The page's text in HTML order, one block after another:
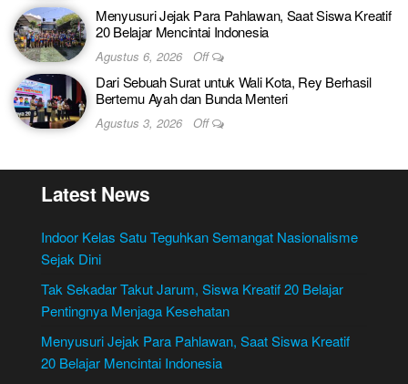
Menyusuri Jejak Para Pahlawan, Saat Siswa Kreatif
20 Belajar Mencintai Indonesia
Agustus 6, 2026 Off
Dari Sebuah Surat untuk Wali Kota, Rey Berhasil
Bertemu Ayah dan Bunda Menteri
Agustus 3, 2026 Off
Latest News
Indoor Kelas Satu Teguhkan Semangat Nasionalisme
Sejak Dini
Tak Sekadar Takut Jarum, Siswa Kreatif 20 Belajar
Pentingnya Menjaga Kesehatan
Menyusuri Jejak Para Pahlawan, Saat Siswa Kreatif
20 Belajar Mencintai Indonesia